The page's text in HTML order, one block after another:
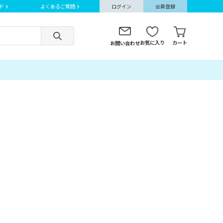
よくあるご質問 ログイン 会員登録
お問い合わせお気に入り カート